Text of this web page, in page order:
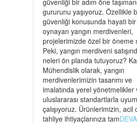
gururunu yaşıyoruz. Özellikle
güvenliği konusunda hayati
oynayan yangın merdivenleri,
projelerimizde özel bir öneme
Peki, yangın merdiveni
neleri ön planda tutuyoruz?
Mühendislik olarak, yangın
merdivenlerimizin tasarımı ve
imalatında yerel yönetmelikler
uluslararası standartlarla
çalışıyoruz. Ürünlerimizin, acil
tahliye ihtiyaçlarınıza tam